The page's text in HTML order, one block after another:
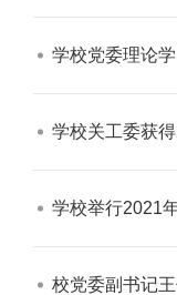
学校党委理论
学校关工委获
学校举行2021
校党委副书记